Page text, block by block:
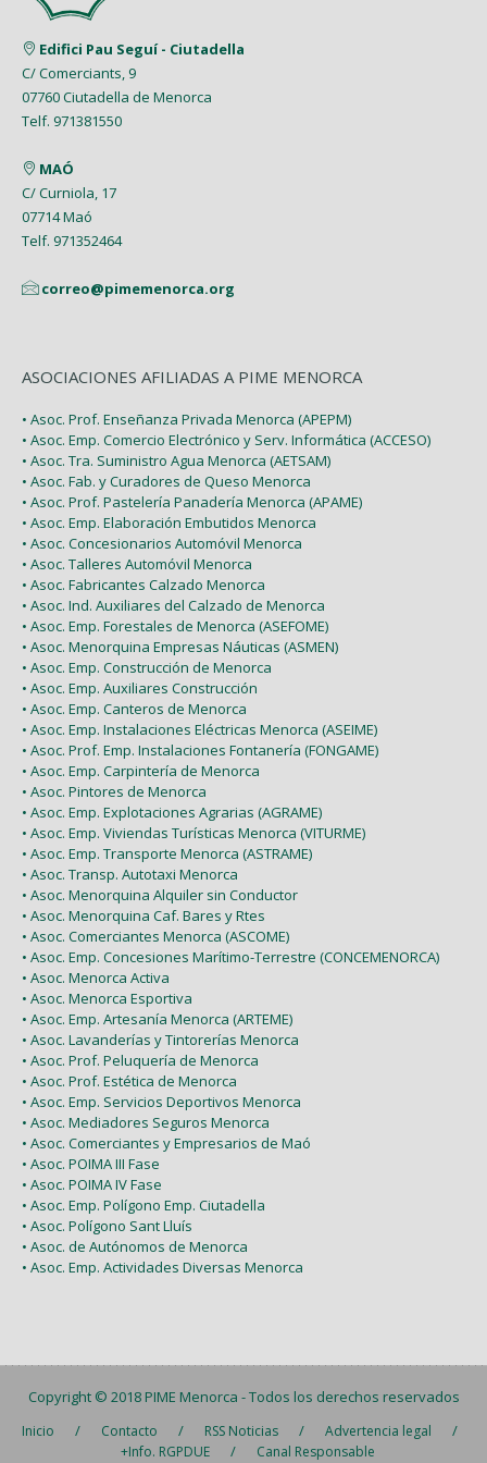
Febrero (7)
Enero (1)
Marzo (5)
Febrero (1)
Enero (2)
Junio (8)
Mayo (7)
Abril (4)
Febrero (6)
Enero (2)
Edifici Pau Seguí - Ciutadella
C/ Comerciants, 9
07760 Ciutadella de Menorca
Telf. 971381550
MAÓ
C/ Curniola, 17
07714 Maó
Telf. 971352464
correo@pimemenorca.org
ASOCIACIONES AFILIADAS A PIME MENORCA
• Asoc. Prof. Enseñanza Privada Menorca (APEPM)
• Asoc. Emp. Comercio Electrónico y Serv. Informática (ACCESO)
• Asoc. Tra. Suministro Agua Menorca (AETSAM)
• Asoc. Fab. y Curadores de Queso Menorca
• Asoc. Prof. Pastelería Panadería Menorca (APAME)
• Asoc. Emp. Elaboración Embutidos Menorca
• Asoc. Concesionarios Automóvil Menorca
• Asoc. Talleres Automóvil Menorca
• Asoc. Fabricantes Calzado Menorca
• Asoc. Ind. Auxiliares del Calzado de Menorca
• Asoc. Emp. Forestales de Menorca (ASEFOME)
• Asoc. Menorquina Empresas Náuticas (ASMEN)
• Asoc. Emp. Construcción de Menorca
• Asoc. Emp. Auxiliares Construcción
• Asoc. Emp. Canteros de Menorca
• Asoc. Emp. Instalaciones Eléctricas Menorca (ASEIME)
• Asoc. Prof. Emp. Instalaciones Fontanería (FONGAME)
• Asoc. Emp. Carpintería de Menorca
• Asoc. Pintores de Menorca
• Asoc. Emp. Explotaciones Agrarias (AGRAME)
• Asoc. Emp. Viviendas Turísticas Menorca (VITURME)
• Asoc. Emp. Transporte Menorca (ASTRAME)
• Asoc. Transp. Autotaxi Menorca
• Asoc. Menorquina Alquiler sin Conductor
• Asoc. Menorquina Caf. Bares y Rtes
• Asoc. Comerciantes Menorca (ASCOME)
• Asoc. Emp. Concesiones Marítimo-Terrestre (CONCEMENORCA)
• Asoc. Menorca Activa
• Asoc. Menorca Esportiva
• Asoc. Emp. Artesanía Menorca (ARTEME)
• Asoc. Lavanderías y Tintorerías Menorca
• Asoc. Prof. Peluquería de Menorca
• Asoc. Prof. Estética de Menorca
• Asoc. Emp. Servicios Deportivos Menorca
• Asoc. Mediadores Seguros Menorca
• Asoc. Comerciantes y Empresarios de Maó
• Asoc. POIMA III Fase
• Asoc. POIMA IV Fase
• Asoc. Emp. Polígono Emp. Ciutadella
• Asoc. Polígono Sant Lluís
• Asoc. de Autónomos de Menorca
• Asoc. Emp. Actividades Diversas Menorca
Copyright © 2018PIME Menorca - Todos los derechos reservados
Inicio / Contacto / RSS Noticias / Advertencia legal /
+Info. RGPDUE / Canal Responsable